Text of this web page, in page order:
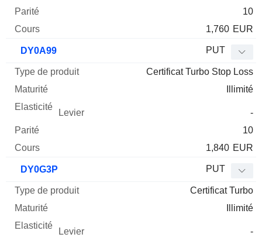
10
1,760 EUR
DY0A99 PUT
Certificat Turbo Stop Loss
Illimité
-
10
1,840 EUR
DY0G3P PUT
Certificat Turbo
Illimité
-